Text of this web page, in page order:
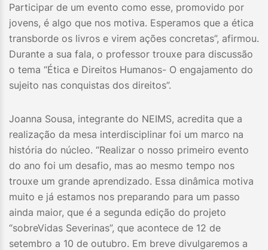
Participar de um evento como esse, promovido por
jovens, é algo que nos motiva. Esperamos que a ética
transborde os livros e virem ações concretas”, afirmou.
Durante a sua fala, o professor trouxe para discussão
o tema “Ética e Direitos Humanos- O engajamento do
sujeito nas conquistas dos direitos”.
Joanna Sousa, integrante do NEIMS, acredita que a
realização da mesa interdisciplinar foi um marco na
história do núcleo. “Realizar o nosso primeiro evento
do ano foi um desafio, mas ao mesmo tempo nos
trouxe um grande aprendizado. Essa dinâmica motiva
muito e já estamos nos preparando para um passo
ainda maior, que é a segunda edição do projeto
“sobreVidas Severinas”, que acontece de 12 de
setembro a 10 de outubro. Em breve divulgaremos a